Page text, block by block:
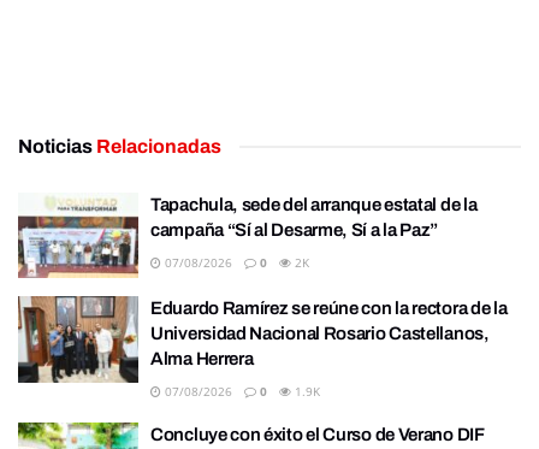
Noticias Relacionadas
Tapachula, sede del arranque estatal de la
campaña “Sí al Desarme, Sí a la Paz”
07/08/2026 0 2K
Eduardo Ramírez se reúne con la rectora de la
Universidad Nacional Rosario Castellanos,
Alma Herrera
07/08/2026 0 1.9K
Concluye con éxito el Curso de Verano DIF